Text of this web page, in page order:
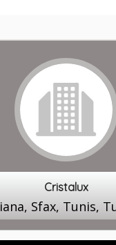
BAITIK
Cristalux
Sfax, Tunis,